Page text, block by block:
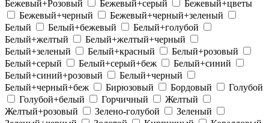
Бежевый+Розовый Бежевый+серый
Бежевый+цветы
Бежевый+черный
Бежевый+черный+зеленый
Белый
Белый+бежевый
Белый+голубой
Белый+желтый
Белый+желтый+черный
Белый+зеленый
Белый+красный
Белый+розовый
Белый+серый
Белый+серый+беж
Белый+синий
Белый+синий+розовый
Белый+черный
Белый+черный+беж
Бирюзовый Бордовый
Голубой
Голубой+белый
Горчичный
Желтый
Желтый+розовый
Зелено-голубой
Зеленый